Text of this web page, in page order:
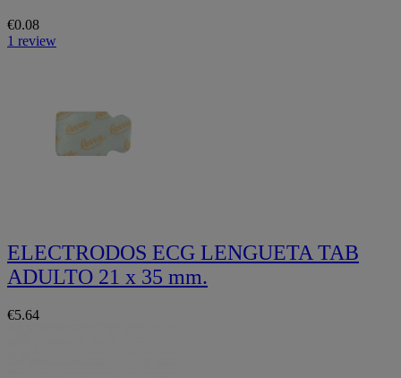
€0.08
1 review
ELECTRODOS ECG LENGUETA TAB
ADULTO 21 x 35 mm.
€5.64